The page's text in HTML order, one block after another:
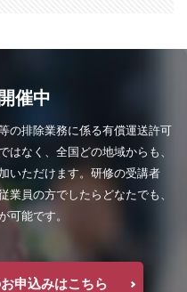
催中
の排除業務に係る有償運送許可
なく、全国どの地域からも、
いただけます。研修の受講者
業員の方でしたらどなたでも、
可能です。
申込みはこちら